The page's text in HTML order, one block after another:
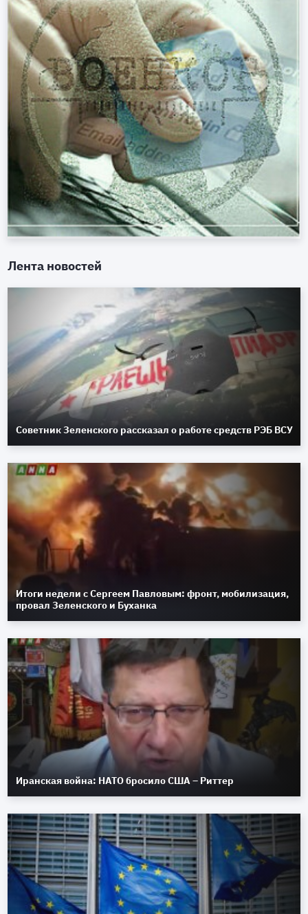
Лента новостей
Советник Зеленского рассказал о работе средств РЭБ ВСУ
Итоги недели с Сергеем Павловым: фронт, мобилизация,
провал Зеленского и Буханка
Иранская война: НАТО бросило США – Риттер